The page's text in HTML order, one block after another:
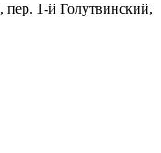
пер. 1-й Голутвинский,